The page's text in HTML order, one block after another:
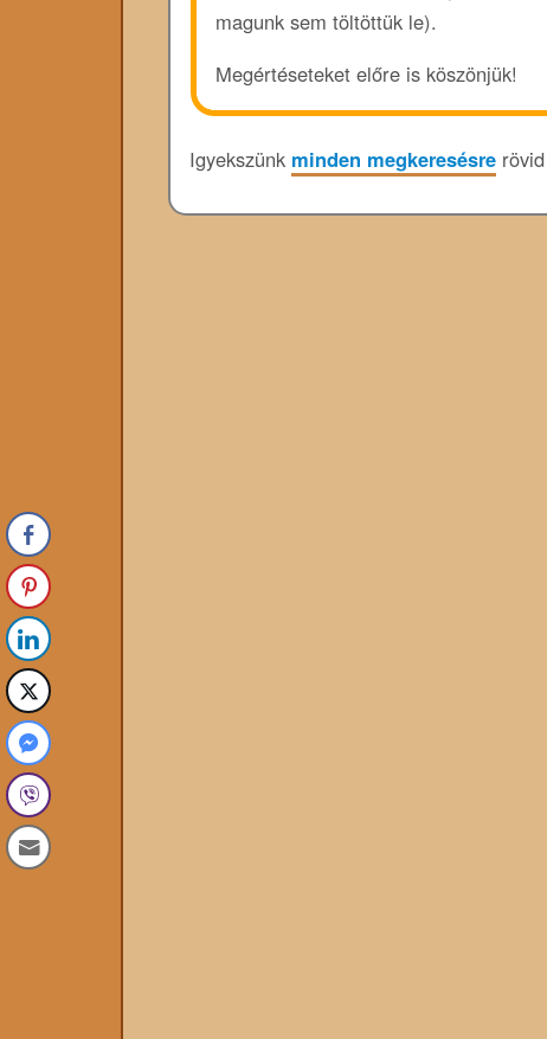
magunk sem töltöttük le).
Megértéseteket előre is köszönjük!
Igyekszünk minden megkeresésre